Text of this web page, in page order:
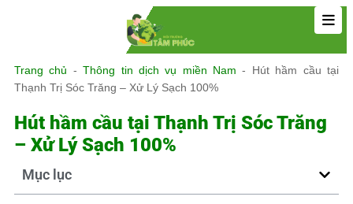
Trang chủ -Thông tin dịch vụ miền Nam - Hút hầm cầu tại
Thạnh Trị Sóc Trăng – Xử Lý Sạch 100%
Hút hầm cầu tại Thạnh Trị Sóc Trăng
– Xử Lý Sạch 100%
Mục lục